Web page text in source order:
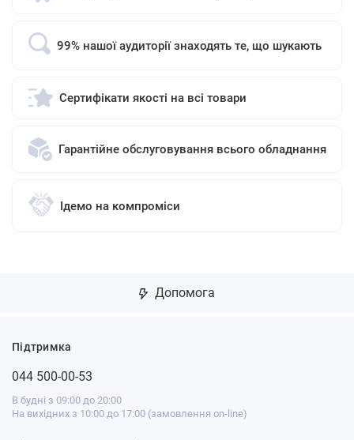
99% нашої аудиторії знаходять те, що шукають
Сертифікати якості на всі товари
Гарантійне обслуговування всього обладнання
Ідемо на компроміси
Допомога
Підтримка
044 500-00-53
В будні з 09:00 до 20:00
На вихідних з 10:00 до 17:00 (замовлення on-line)